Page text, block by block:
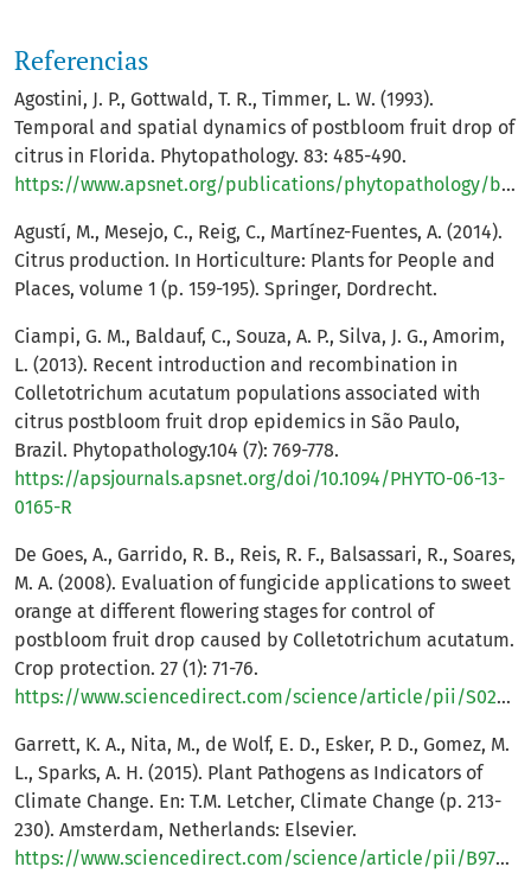
Referencias
Agostini, J. P., Gottwald, T. R., Timmer, L. W. (1993).
Temporal and spatial dynamics of postbloom fruit drop of
citrus in Florida. Phytopathology. 83: 485-490.
https://www.apsnet.org/publications/phytopathology/backissues/Documents/1993Articles/Phyto83n05_485.pdf
Agustí, M., Mesejo, C., Reig, C., Martínez-Fuentes, A. (2014).
Citrus production. In Horticulture: Plants for People and
Places, volume 1 (p. 159-195). Springer, Dordrecht.
Ciampi, G. M., Baldauf, C., Souza, A. P., Silva, J. G., Amorim,
L. (2013). Recent introduction and recombination in
Colletotrichum acutatum populations associated with
citrus postbloom fruit drop epidemics in São Paulo,
Brazil. Phytopathology.104 (7): 769-778.
https://apsjournals.apsnet.org/doi/10.1094/PHYTO-06-13-
0165-R
De Goes, A., Garrido, R. B., Reis, R. F., Balsassari, R., Soares,
M. A. (2008). Evaluation of fungicide applications to sweet
orange at different flowering stages for control of
postbloom fruit drop caused by Colletotrichum acutatum.
Crop protection. 27 (1): 71-76.
https://www.sciencedirect.com/science/article/pii/S026121940700107X
Garrett, K. A., Nita, M., de Wolf, E. D., Esker, P. D., Gomez, M.
L., Sparks, A. H. (2015). Plant Pathogens as Indicators of
Climate Change. En: T.M. Letcher, Climate Change (p. 213-
230). Amsterdam, Netherlands: Elsevier.
https://www.sciencedirect.com/science/article/pii/B978044463524200021X